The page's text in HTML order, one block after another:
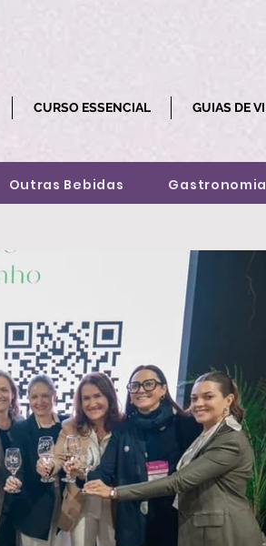
CURSO ESSENCIAL GUIAS DE
Outras Bebidas Gastronomia